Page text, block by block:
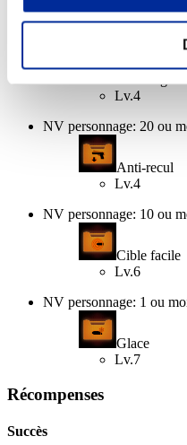
NV personnage: 30 ou
Lv.4
NV personnage: 20 ou
Anti-recul
Lv.4
NV personnage: 10 ou
Cible facile
Lv.6
NV personnage: 1 ou
Glace
Lv.7
Récompenses
Succès